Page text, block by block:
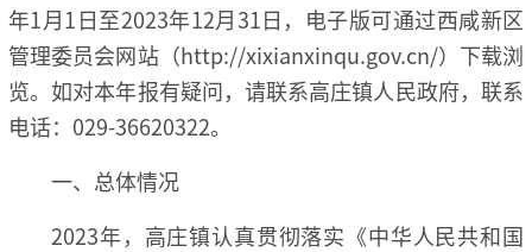
年1月1日至2023年12月31日，电子版可通过西咸新区
管理委员会网站（http://xixianxinqu.gov.cn/）下载浏
览。如对本年报有疑问，请联系高庄镇人民政府，联系
电话：029-36620322。
一、总体情况
2023年，高庄镇认真贯彻落实《中华人民共和国